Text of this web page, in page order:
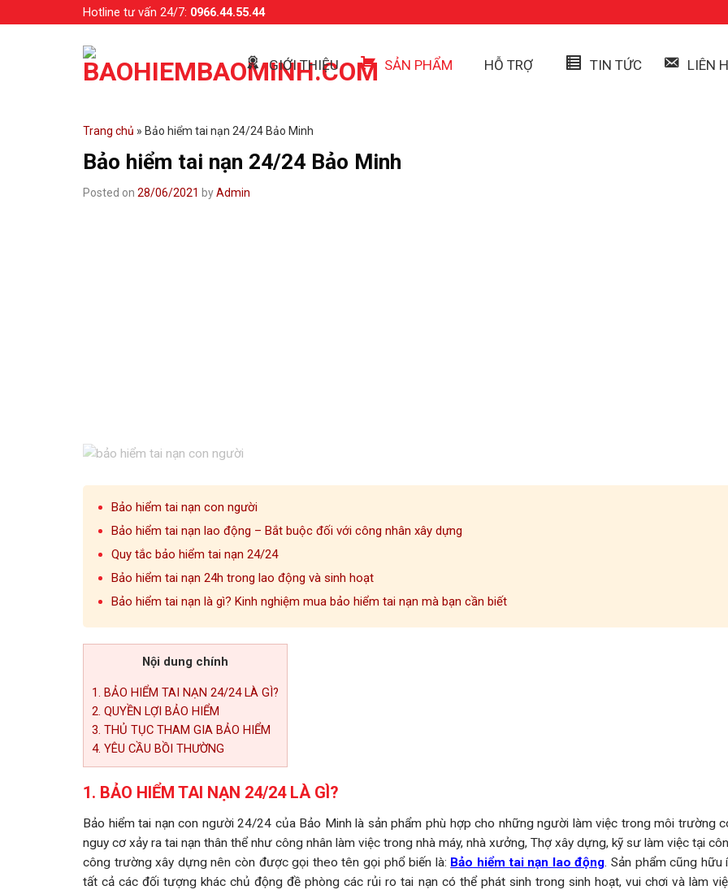
to
Hotline tư vấn 24/7: 0966.44.55.44
GIỚI THIỆU SẢN PHẨM HỖ TRỢ TIN TỨC LIÊN
Trang chủ » Bảo hiểm tai nạn 24/24 Bảo Minh
Bảo hiểm tai nạn 24/24 Bảo Minh
Posted on 28/06/2021 byAdmin
Bảo hiểm tai nạn con người
Bảo hiểm tai nạn lao động – Bắt buộc đối với công nhân xây dựng
Quy tắc bảo hiểm tai nạn 24/24
Bảo hiểm tai nạn 24h trong lao động và sinh hoạt
Bảo hiểm tai nạn là gì? Kinh nghiệm mua bảo hiểm tai nạn mà bạn cần biết
Nội dung chính
1. BẢO HIỂM TAI NẠN 24/24 LÀ GÌ?
2. QUYỀN LỢI BẢO HIỂM
3. THỦ TỤC THAM GIA BẢO HIỂM
4. YÊU CẦU BỒI THƯỜNG
1. BẢO HIỂM TAI NẠN 24/24 LÀ GÌ?
Bảo hiểm tai nạn con người 24/24 của Bảo Minh là sản phẩm phù hợp cho những người làm việc trong môi trường
nguy cơ xảy ra tai nạn thân thể như công nhân làm việc trong nhà máy, nhà xưởng, Thợ xây dựng, kỹ sư làm việc tại
công trường xây dựng nên còn được gọi theo tên gọi phổ biến là: Bảo hiểm tai nạn lao động . Sản phẩm cũng hữu
tất cả các đối tượng khác chủ động đề phòng các rủi ro tai nạn có thể phát sinh trong sinh hoạt, vui chơi và làm